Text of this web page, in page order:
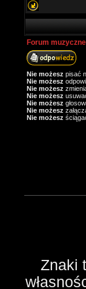
Forum
Nie możesz pisać
Nie możesz
Nie możesz
Nie możesz
Nie możesz
Nie możesz
Nie możesz
Znaki